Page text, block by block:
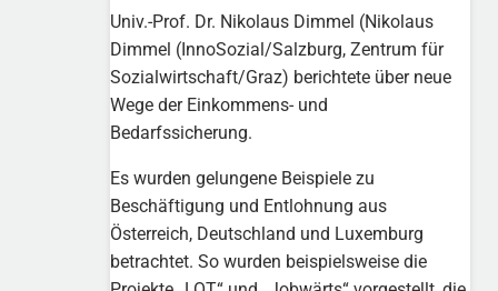
Univ.-Prof. Dr. Nikolaus Dimmel (Nikolaus
Dimmel (InnoSozial/Salzburg, Zentrum für
Sozialwirtschaft/Graz) berichtete über neue
Wege der Einkommens- und
Bedarfssicherung.
Es wurden gelungene Beispiele zu
Beschäftigung und Entlohnung aus
Österreich, Deutschland und Luxemburg
betrachtet. So wurden beispielsweise die